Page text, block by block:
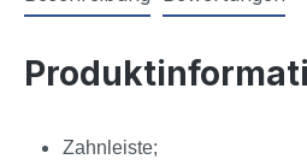
Zahnleiste;